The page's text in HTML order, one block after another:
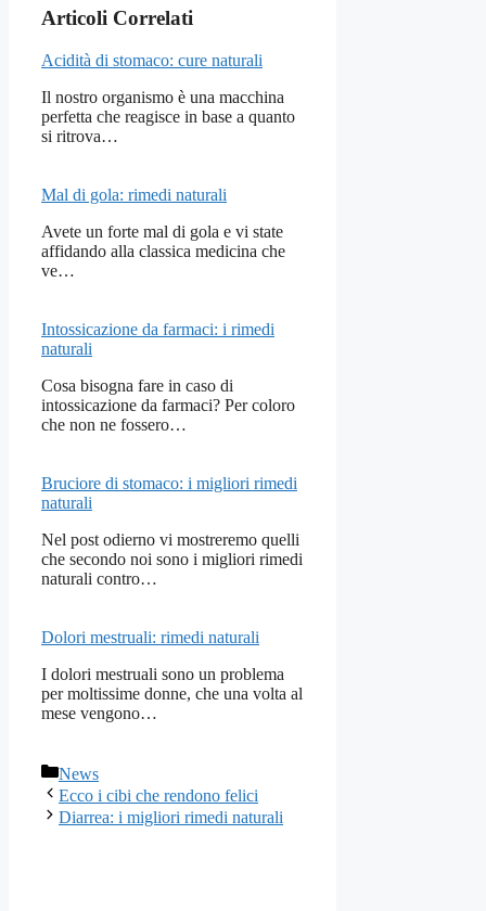
Articoli Correlati
Acidità di stomaco: cure naturali
Il nostro organismo è una macchina
perfetta che reagisce in base a quanto
si ritrova…
Mal di gola: rimedi naturali
Avete un forte mal di gola e vi state
affidando alla classica medicina che
ve…
Intossicazione da farmaci: i rimedi
naturali
Cosa bisogna fare in caso di
intossicazione da farmaci? Per coloro
che non ne fossero…
Bruciore di stomaco: i migliori rimedi
naturali
Nel post odierno vi mostreremo quelli
che secondo noi sono i migliori rimedi
naturali contro…
Dolori mestruali: rimedi naturali
I dolori mestruali sono un problema
per moltissime donne, che una volta al
mese vengono…
Categorie
News
Ecco i cibi che rendono felici
Diarrea: i migliori rimedi naturali